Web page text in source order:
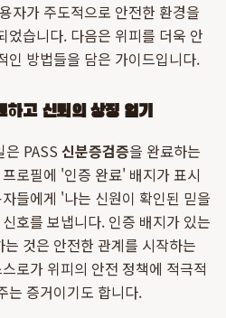
자가 주도적으로 안전한 환경을
었습니다. 다음은 위피를 더욱 안
인 방법들을 담은 가이드입니다.
고 신뢰의 상징 얻기
PASS 신분증검증을 완료하는
로필에 '인증 완료' 배지가 표시
들에게 '나는 신원이 확인된 믿을
호를 보냅니다. 인증 배지가 있는
것은 안전한 관계를 시작하는
로가 위피의 안전 정책에 적극적
는 증거이기도 합니다.